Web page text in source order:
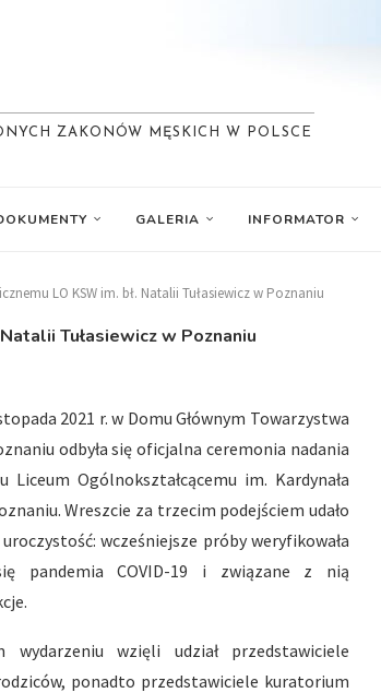
ZAKONÓW MĘSKICH W POLSCE
GALERIA INFORMATOR
LO KSW im. bł. Natalii Tułasiewicz w Poznaniu
Tułasiewicz w Poznaniu
2021 r. w Domu Głównym Towarzystwa
odbyła się oficjalna ceremonia nadania
Liceum Ogólnokształcącemu im. Kardynała
Wreszcie za trzecim podejściem udało
wcześniejsze próby weryfikowała
pandemia COVID-19 i związane z nią
wydarzeniu wzięli udział przedstawiciele
ponadto przedstawiciele kuratorium